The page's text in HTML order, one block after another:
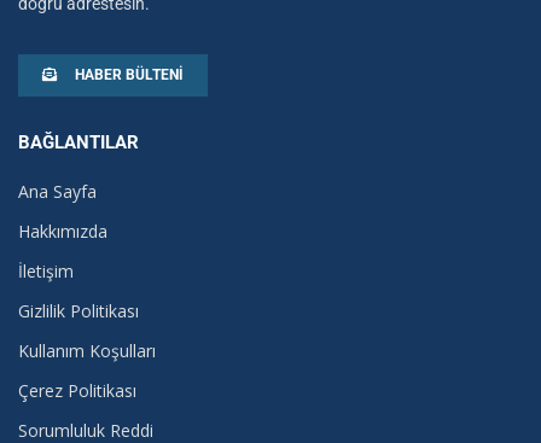
HABER BÜLTENI
BAĞLANTILAR
Ana Sayfa
Hakkımızda
İletişim
Gizlilik Politikası
Kullanım Koşulları
Çerez Politikası
Sorumluluk Reddi